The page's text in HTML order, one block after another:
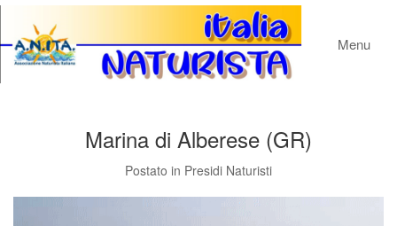
Menu
Marina di Alberese (GR)
Postato in Presidi Naturisti